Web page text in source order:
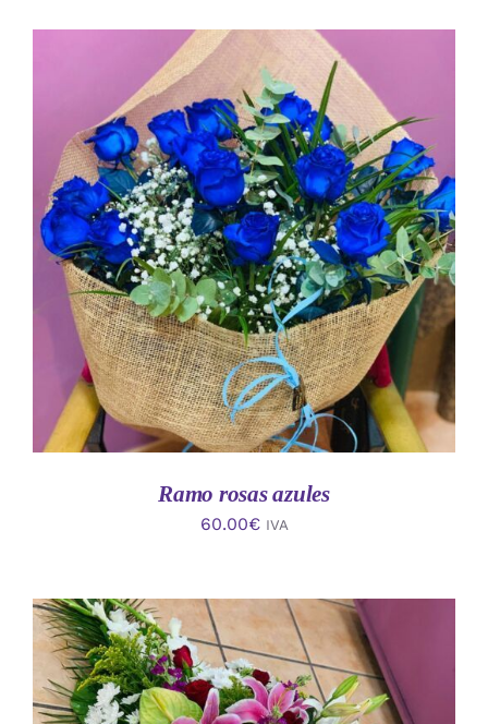
AÑADIR AL CARRITO
/
DETALLES
Ramo rosas azules
60.00€ IVA